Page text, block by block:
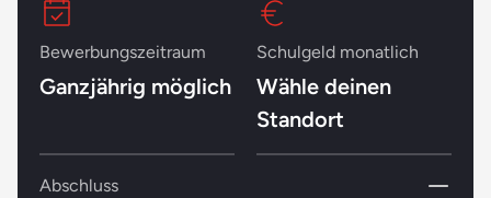
Bewerbungszeitraum
Ganzjährig möglich
Schulgeld monatlich
Wähle deinen
Standort
Abschluss